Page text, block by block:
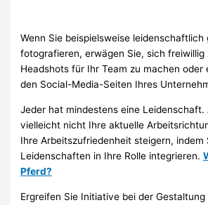
Wenn Sie beispielsweise leidenschaftlich
fotografieren, erwägen Sie, sich freiwillig
Headshots für Ihr Team zu machen oder
den Social-Media-Seiten Ihres
Jeder hat mindestens eine Leidenschaft.
vielleicht nicht Ihre aktuelle
Ihre Arbeitszufriedenheit steigern, indem
Leidenschaften in Ihre Rolle integrieren.
Pferd?
Ergreifen Sie Initiative bei der Gestaltung